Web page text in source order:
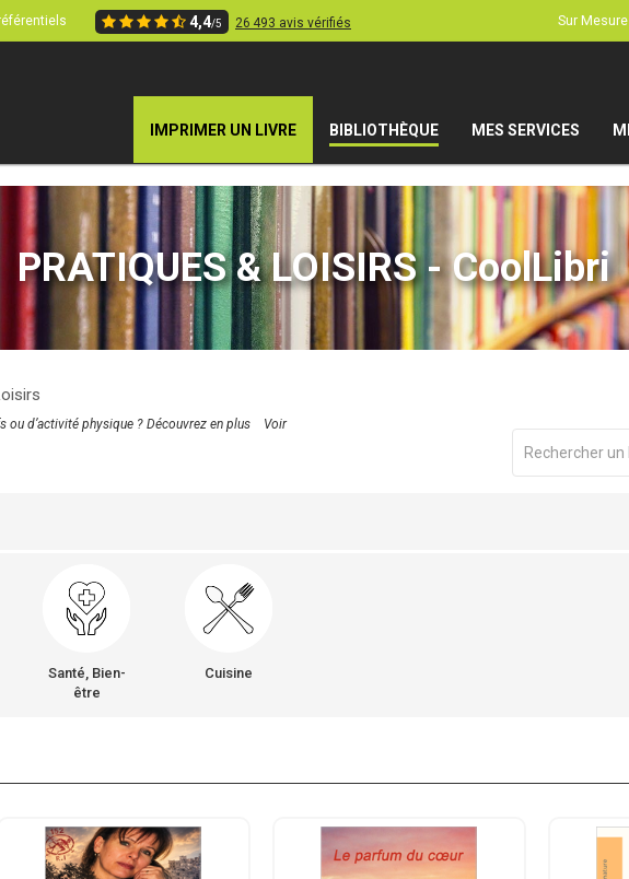
4,4/5 26 493 avis vérifiés Sur
IMPRIMER UN LIVRE BIBLIOTHÈQUE MES SERVICES
PRATIQUES & LOISIRS - CoolLibri
d’activité physique ? Découvrez en plus
Voir
Santé, Bien-
être
Cuisine